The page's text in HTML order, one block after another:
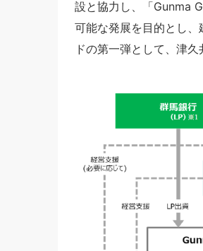
設と協力し、「Gunma
可能な発展を目的とし
ドの第一弾として、津